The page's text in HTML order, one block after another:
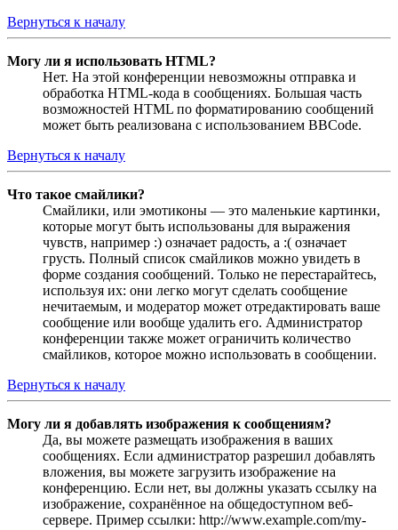
Вернуться к началу
Могу ли я использовать HTML?
Нет. На этой конференции невозможны отправка и
обработка HTML-кода в сообщениях. Большая часть
возможностей HTML по форматированию сообщений
может быть реализована с использованием BBCode.
Вернуться к началу
Что такое смайлики?
Смайлики, или эмотиконы — это маленькие картинки,
которые могут быть использованы для выражения
чувств, например :) означает радость, а :( означает
грусть. Полный список смайликов можно увидеть в
форме создания сообщений. Только не перестарайтесь,
используя их: они легко могут сделать сообщение
нечитаемым, и модератор может отредактировать ваше
сообщение или вообще удалить его. Администратор
конференции также может ограничить количество
смайликов, которое можно использовать в сообщении.
Вернуться к началу
Могу ли я добавлять изображения к сообщениям?
Да, вы можете размещать изображения в ваших
сообщениях. Если администратор разрешил добавлять
вложения, вы можете загрузить изображение на
конференцию. Если нет, вы должны указать ссылку на
изображение, сохранённое на общедоступном веб-
сервере. Пример ссылки: http://www.example.com/my-